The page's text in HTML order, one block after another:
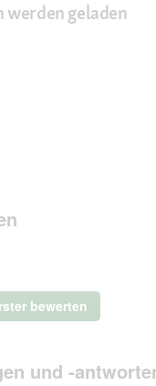
werden geladen
bewerten
und -